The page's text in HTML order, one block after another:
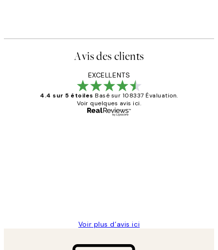
Avis des clients
EXCELLENTS
4.4 sur 5 étoiles Basé sur 108337 Évaluation.
Voir quelques avis ici.
Voir plus d’avis ici